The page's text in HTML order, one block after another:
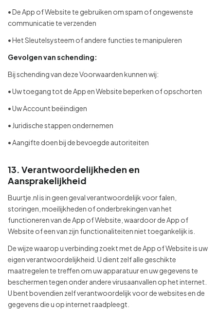
• De App of Website te gebruiken om spam of ongewenste
communicatie te verzenden
• Het Sleutelsysteem of andere functies te manipuleren
Gevolgen van schending:
Bij schending van deze Voorwaarden kunnen wij:
• Uw toegang tot de App en Website beperken of opschorten
• Uw Account beëindigen
• Juridische stappen ondernemen
• Aangifte doen bij de bevoegde autoriteiten
13. Verantwoordelijkheden en
Aansprakelijkheid
Buurtje.nl is in geen geval verantwoordelijk voor falen,
storingen, moeilijkheden of onderbrekingen van het
functioneren van de App of Website, waardoor de App of
Website of een van zijn functionaliteiten niet toegankelijk is.
De wijze waarop u verbinding zoekt met de App of Website is uw
eigen verantwoordelijkheid. U dient zelf alle geschikte
maatregelen te treffen om uw apparatuur en uw gegevens te
beschermen tegen onder andere virusaanvallen op het internet.
U bent bovendien zelf verantwoordelijk voor de websites en de
gegevens die u op internet raadpleegt.